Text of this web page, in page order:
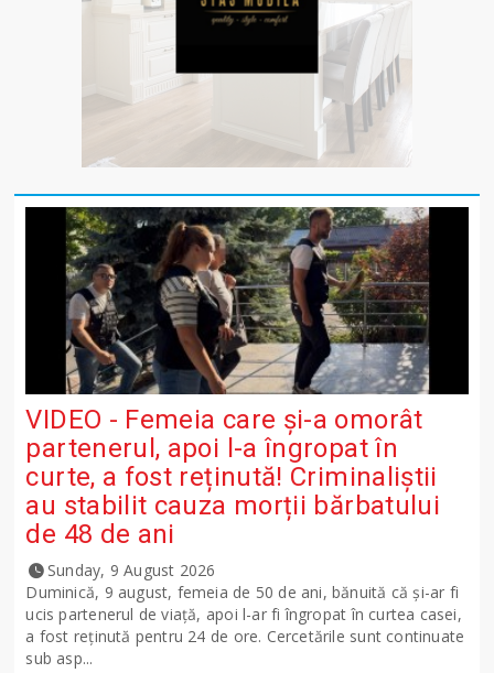
VIDEO - Femeia care și-a omorât
partenerul, apoi l-a îngropat în
curte, a fost reținută! Criminaliștii
au stabilit cauza morții bărbatului
de 48 de ani
Sunday, 9 August 2026
Duminică, 9 august, femeia de 50 de ani, bănuită că și-ar fi
ucis partenerul de viață, apoi l-ar fi îngropat în curtea casei,
a fost reținută pentru 24 de ore. Cercetările sunt continuate
sub asp...